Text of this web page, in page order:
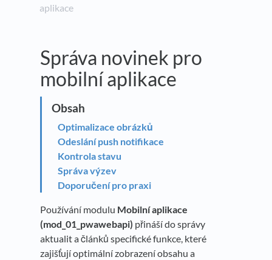
aplikace
Správa novinek pro
mobilní aplikace
Optimalizace obrázků
Odeslání push notifikace
Kontrola stavu
Správa výzev
Doporučení pro praxi
Používání modulu Mobilní aplikace
(mod_01_pwawebapi) přináší do správy
aktualit a článků specifické funkce, které
zajišťují optimální zobrazení obsahu a